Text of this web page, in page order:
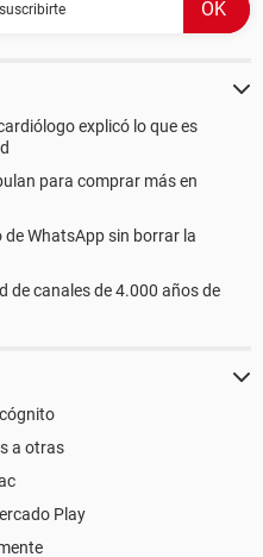
explicó lo que es
para comprar más en
WhatsApp sin borrar la
de canales de 4.000 años de
a otras
Play